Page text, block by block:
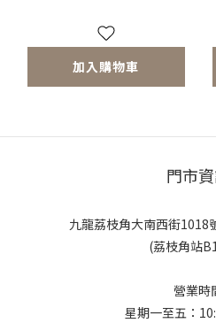
加入購物車
門市
九龍荔枝角大南西街1018
(荔枝角站
營業時
星期一至五：